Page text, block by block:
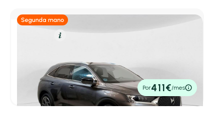
BlueHDi DE 96kW (130CV) Auto. SO CHIC
72.152 km130cvAutomático
19.990€
P.V.P. contado
Por411€/mes